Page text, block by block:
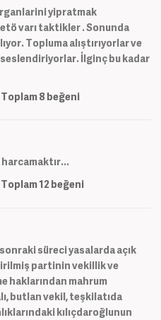
yipratmak
varı taktikler . Sonunda
Topluma alıştırıyorlar ve
İlginç bu kadar
Toplam8beğeni
Toplam12beğeni
süreci yasalarda açık
partinin vekillik ve
haklarından mahrum
butlan vekil, teşkilatıda
kılıçdaroğlunun